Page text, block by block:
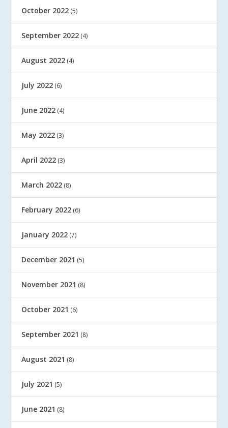
October 2022 (5)
September 2022 (4)
August 2022 (4)
July 2022 (6)
June 2022 (4)
May 2022 (3)
April 2022 (3)
March 2022 (8)
February 2022 (6)
January 2022 (7)
December 2021 (5)
November 2021 (8)
October 2021 (6)
September 2021 (8)
August 2021 (8)
July 2021 (5)
June 2021 (8)